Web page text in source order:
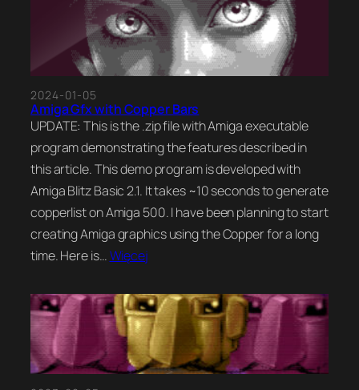
2024-01-05
Amiga Gfx with Copper Bars
UPDATE: This is the .zip file with Amiga executable
program demonstrating the features described in
this article. This demo program is developed with
Amiga Blitz Basic 2.1. It takes ~10 seconds to generate
copperlist on Amiga 500. I have been planning to start
creating Amiga graphics using the Copper for a long
time. Here is…Więcej